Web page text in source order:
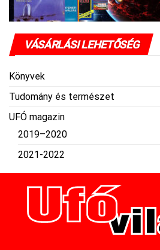
VÁSÁRLÁSI LEHETŐSÉG
Könyvek
Tudomány és természet
UFÓ magazin
2019–2020
2021-2022